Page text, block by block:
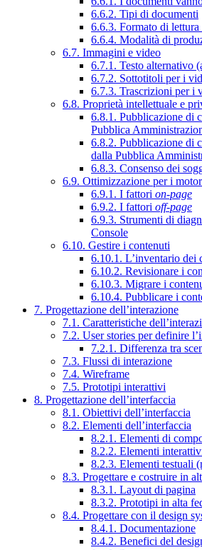
6.6.2. Tipi di documenti
6.6.3. Formato di
6.6.4. Modalità di
6.7. Immagini e video
6.7.1. Testo alternativo
6.7.2. Sottotitoli per i
6.7.3. Trascrizioni per i
6.8. Proprietà intellettuale e
6.8.1. Pubblicazione di
Pubblica
6.8.2. Pubblicazione di
dalla Pubblica
6.8.3. Consenso dei
6.9. Ottimizzazione per i
6.9.1. I fattori on-page
6.9.2. I fattori off-page
6.9.3. Strumenti di
Console
6.10. Gestire i contenuti
6.10.1. L’inventario dei
6.10.2. Revisionare i
6.10.3. Migrare i
6.10.4. Pubblicare i
7. Progettazione dell’interazione
7.1. Caratteristiche
7.2. User stories per definire
7.2.1. Differenza tra
7.3. Flussi di interazione
7.4. Wireframe
7.5. Prototipi interattivi
8. Progettazione dell’interfaccia
8.1. Obiettivi dell’interfaccia
8.2. Elementi dell’interfaccia
8.2.1. Elementi di
8.2.2. Elementi
8.2.3. Elementi testuali
8.3. Progettare e costruire in
8.3.1. Layout di pagina
8.3.2. Prototipi in alta
8.4. Progettare con il design
8.4.1. Documentazione
8.4.2. Benefici del